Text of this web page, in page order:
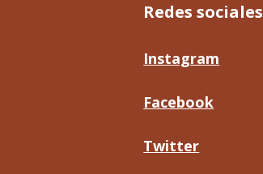
Redes sociales
Instagram
Facebook
Twitter